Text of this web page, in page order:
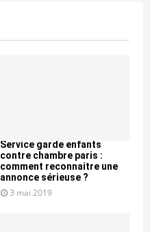
Service garde enfants
contre chambre paris :
comment reconnaitre une
annonce sérieuse ?
3 mai 2019